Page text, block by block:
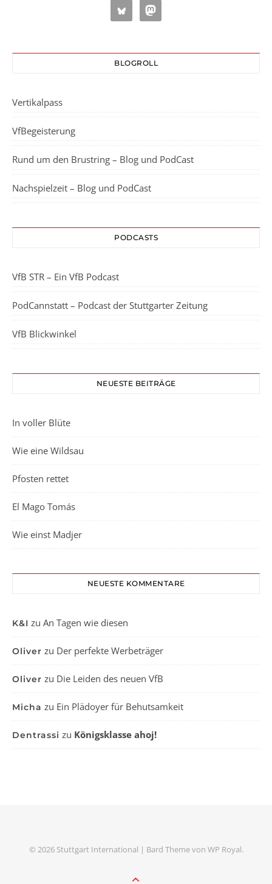
BLOGROLL
Vertikalpass
VfBegeisterung
Rund um den Brustring – Blog und PodCast
Nachspielzeit – Blog und PodCast
PODCASTS
VfB STR – Ein VfB Podcast
PodCannstatt – Podcast der Stuttgarter Zeitung
VfB Blickwinkel
NEUESTE BEITRÄGE
In voller Blüte
Wie eine Wildsau
Pfosten rettet
El Mago Tomás
Wie einst Madjer
NEUESTE KOMMENTARE
K&I zu An Tagen wie diesen
Oliver zu Der perfekte Werbeträger
Oliver zu Die Leiden des neuen VfB
Micha zu Ein Plädoyer für Behutsamkeit
Dentrassi zu Königsklasse ahoj!
© 2026 Stuttgart International | Bard Theme von WP Royal.